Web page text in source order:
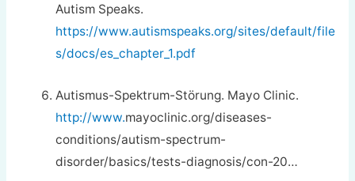
Autism Speaks.
https://www.autismspeaks.org/sites/default/file
s/docs/es_chapter_1.pdf
Autismus-Spektrum-Störung. Mayo Clinic.
http://www.mayoclinic.org/diseases-
conditions/autism-spectrum-
disorder/basics/tests-diagnosis/con-20…